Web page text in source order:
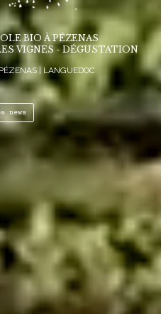
BIO À PÉZENAS
VIGNES - DÉGUSTATION
| LANGUEDOC
news